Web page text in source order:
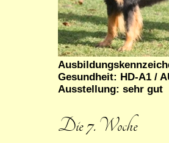
Gesundheit: HD-A1 /
Ausstellung: sehr gut
Die 7. Woche